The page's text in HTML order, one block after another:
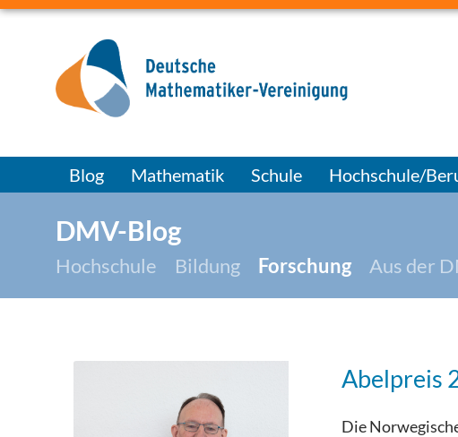
Blog Mathematik Schule Hochschule/
DMV-Blog
Hochschule Bildung Forschung Aus der
Abelpreis
Die